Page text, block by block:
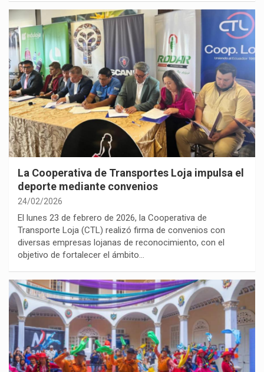
La Cooperativa de Transportes Loja impulsa el
deporte mediante convenios
24/02/2026
El lunes 23 de febrero de 2026, la Cooperativa de
Transporte Loja (CTL) realizó firma de convenios con
diversas empresas lojanas de reconocimiento, con el
objetivo de fortalecer el ámbito…